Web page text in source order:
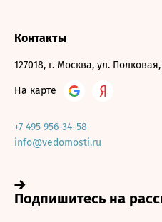
Контакты
127018, г. Москва, ул. Полковая,
На карте
+7 495 956-34-58
info@vedomosti.ru